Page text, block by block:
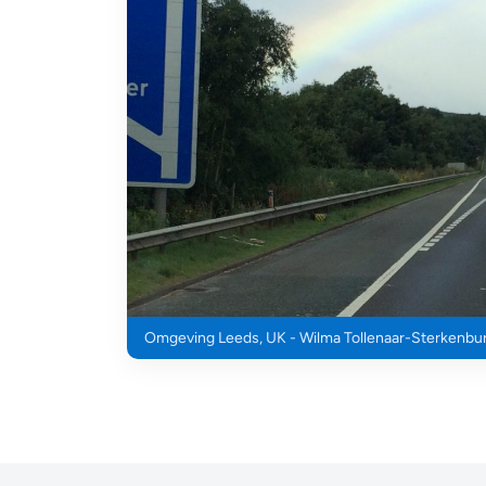
Omgeving Leeds, UK - Wilma Tollenaar-